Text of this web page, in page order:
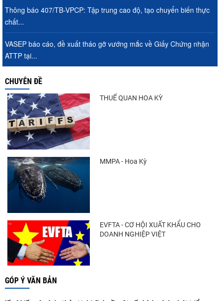
Thông báo 407/TB-VPCP: Tập trung cao độ, tạo chuyển biến thực
chất...
VASEP báo cáo, đề xuất tháo gỡ vướng mắc về Giấy Chứng nhận
ATTP tại...
CHUYÊN ĐỀ
THUẾ QUAN HOA KỲ
MMPA - Hoa Kỳ
EVFTA - CƠ HỘI XUẤT KHẨU CHO
DOANH NGHIỆP VIỆT
GÓP Ý VĂN BẢN